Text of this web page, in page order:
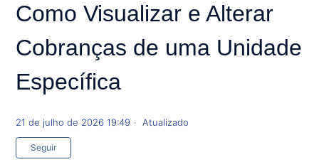
Como Visualizar e Alterar
Cobranças de uma Unidade
Específica
21 de julho de 2026 19:49 Atualizado
Seguir